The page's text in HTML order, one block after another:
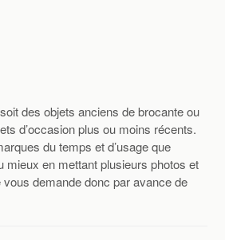
des objets anciens de brocante ou
d’occasion plus ou moins récents.
du temps et d’usage que
mieux en mettant plusieurs photos et
vous demande donc par avance de